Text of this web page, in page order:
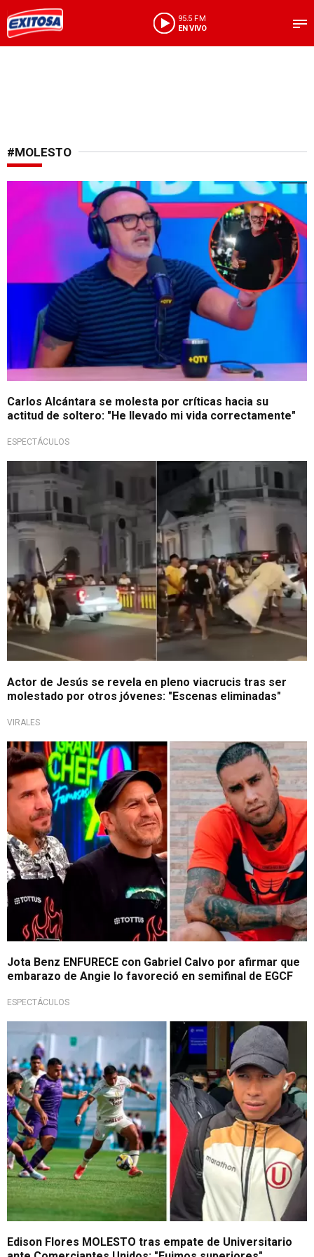
95.5 FM
EN VIVO
#MOLESTO
Carlos Alcántara se molesta por críticas hacia su
actitud de soltero: "He llevado mi vida correctamente"
ESPECTÁCULOS
¡Ya no perdona!
Actor de Jesús se revela en pleno viacrucis tras ser
molestado por otros jóvenes: "Escenas eliminadas"
VIRALES
¡Fuerte y claro!
Jota Benz ENFURECE con Gabriel Calvo por afirmar que
embarazo de Angie lo favoreció en semifinal de EGCF
ESPECTÁCULOS
¿'Explotó' contra Britos?
Edison Flores MOLESTO tras empate de Universitario